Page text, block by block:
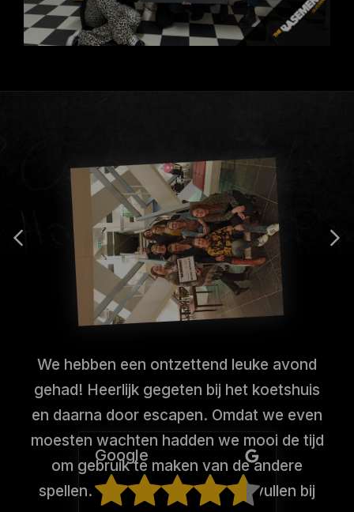
We hebben een ontzettend leuke avond
gehad! Heerlijk gegeten bij het koetshuis
en daarna door escapen. Omdat we even
moesten wachten hadden we mooi de tijd
om gebruik te maken van de andere
spellen. Leuk hoe je dit kunt opvullen bij
Google